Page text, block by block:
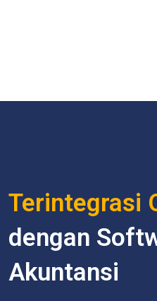
Terintegrasi
dengan
Akuntansi